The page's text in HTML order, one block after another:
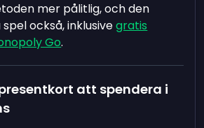
mer pålitlig, och den
också, inklusivegratis
Go.
att spendera i